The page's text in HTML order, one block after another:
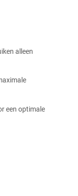
alleen
een optimale